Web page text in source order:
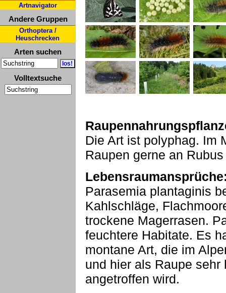
Artnavigator
Andere Gruppen
Orthoptera /
Heuschrecken
Arten suchen
Volltextsuche
Die Art ist polyphag. Im
Raupen gerne an
Parasemia plantaginis
Kahlschläge,
trockene Magerrasen.
feuchtere Habitate. Es
montane Art, die im
und hier als Raupe
angetroffen wird.